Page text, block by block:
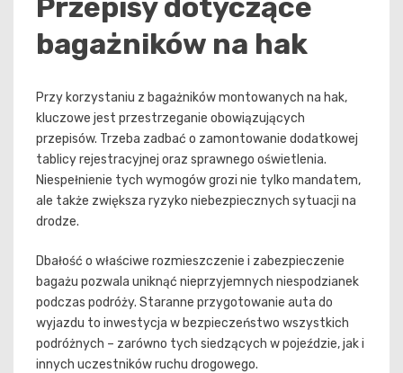
Przepisy dotyczące
bagażników na hak
Przy korzystaniu z bagażników montowanych na hak,
kluczowe jest przestrzeganie obowiązujących
przepisów. Trzeba zadbać o zamontowanie dodatkowej
tablicy rejestracyjnej oraz sprawnego oświetlenia.
Niespełnienie tych wymogów grozi nie tylko mandatem,
ale także zwiększa ryzyko niebezpiecznych sytuacji na
drodze.
Dbałość o właściwe rozmieszczenie i zabezpieczenie
bagażu pozwala uniknąć nieprzyjemnych niespodzianek
podczas podróży. Staranne przygotowanie auta do
wyjazdu to inwestycja w bezpieczeństwo wszystkich
podróżnych – zarówno tych siedzących w pojeździe, jak i
innych uczestników ruchu drogowego.